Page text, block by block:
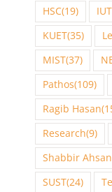
HSC(19) IUT
KUET(35)
MIST(37)
Pathos(109)
Ragib Hasan
Research(9)
Shabbir Ahsan
SUST(24)